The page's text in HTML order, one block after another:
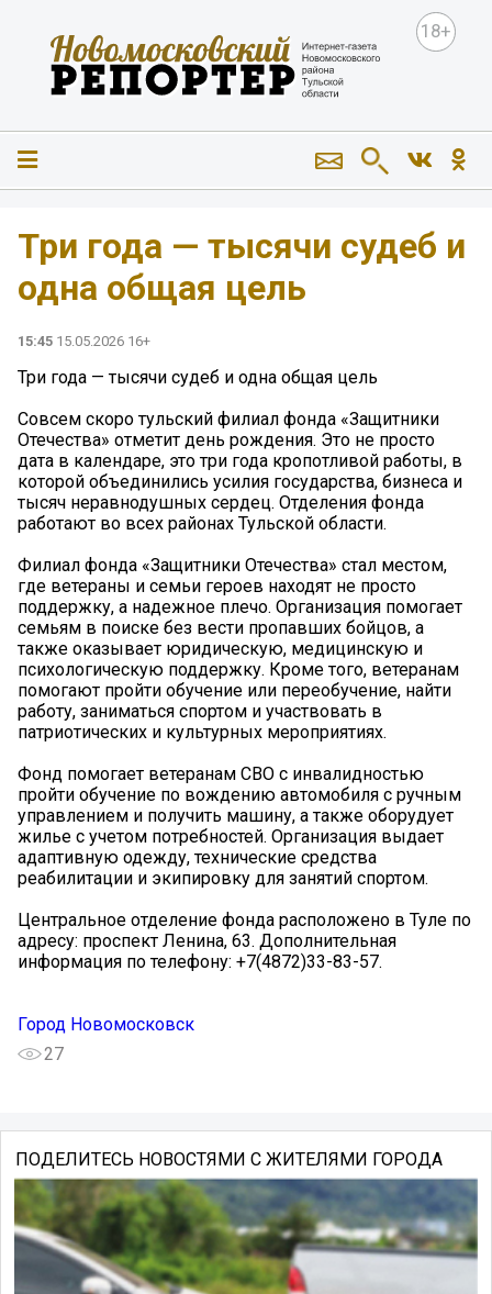
18+
Три года — тысячи судеб и
одна общая цель
15:45 15.05.2026 16+
Три года — тысячи судеб и одна общая цель
Совсем скоро тульский филиал фонда «Защитники
Отечества» отметит день рождения. Это не просто
дата в календаре, это три года кропотливой работы, в
которой объединились усилия государства, бизнеса и
тысяч неравнодушных сердец. Отделения фонда
работают во всех районах Тульской области.
Филиал фонда «Защитники Отечества» стал местом,
где ветераны и семьи героев находят не просто
поддержку, а надежное плечо. Организация помогает
семьям в поиске без вести пропавших бойцов, а
также оказывает юридическую, медицинскую и
психологическую поддержку. Кроме того, ветеранам
помогают пройти обучение или переобучение, найти
работу, заниматься спортом и участвовать в
патриотических и культурных мероприятиях.
Фонд помогает ветеранам СВО с инвалидностью
пройти обучение по вождению автомобиля с ручным
управлением и получить машину, а также оборудует
жилье с учетом потребностей. Организация выдает
адаптивную одежду, технические средства
реабилитации и экипировку для занятий спортом.
Центральное отделение фонда расположено в Туле по
адресу: проспект Ленина, 63. Дополнительная
информация по телефону: +7(4872)33-83-57.
Город Новомосковск
27
ПОДЕЛИТЕСЬ НОВОСТЯМИ С ЖИТЕЛЯМИ ГОРОДА